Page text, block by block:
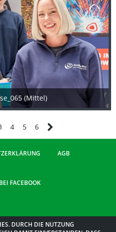
(Mittel)
4 5 6
AGB
FACEBOOK
DURCH DIE NUTZUNG